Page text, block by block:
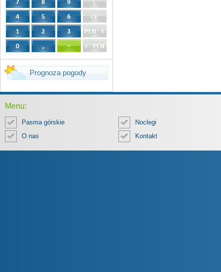
Prognoza pogody
Menu:
Pasma górskie
Noclegi
O nas
Kontakt